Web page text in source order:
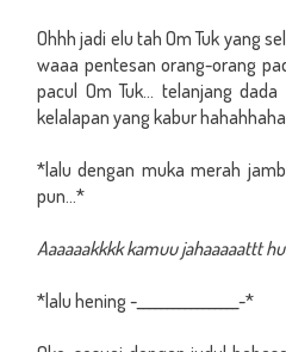
Ohhh jadi elu tah Om Tuk yang
waaa pentesan orang-orang
pacul Om Tuk... telanjang
kelalapan yang kabur
*lalu dengan muka merah
pun...*
Aaaaaakkkk kamuu jahaaaaattt
*lalu hening -_________________-*